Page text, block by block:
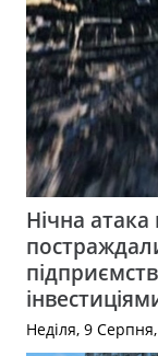
Нічна
Неділя, 9